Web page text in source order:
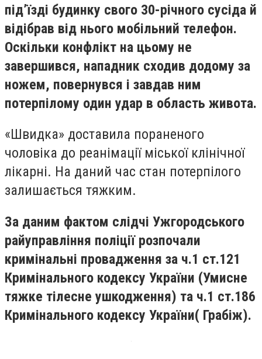
під’їзді будинку свого 30-річного сусіда й
відібрав від нього мобільний телефон.
Оскільки конфлікт на цьому не
завершився, нападник сходив додому за
ножем, повернувся і завдав ним
потерпілому один удар в область живота.
«Швидка» доставила пораненого
чоловіка до реанімації міської клінічної
лікарні. На даний час стан потерпілого
залишається тяжким.
За даним фактом слідчі Ужгородського
райуправління поліції розпочали
кримінальні провадження за ч.1 ст.121
Кримінального кодексу України (Умисне
тяжке тілесне ушкодження) та ч.1 ст.186
Кримінального кодексу України( Грабіж).